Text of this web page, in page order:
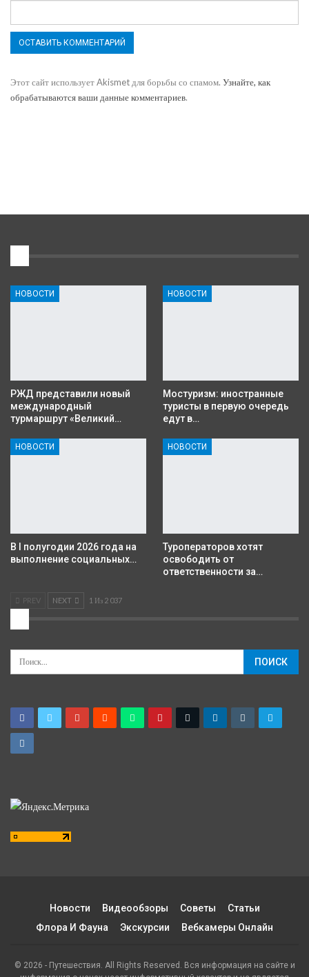
Этот сайт использует Akismet для борьбы со спамом. Узнайте, как
обрабатываются ваши данные комментариев.
НОВОСТИ
РЖД представили новый
международный
турмаршрут «Великий…
НОВОСТИ
Мостуризм: иностранные
туристы в первую очередь
едут в…
НОВОСТИ
В I полугодии 2026 года на
выполнение социальных…
НОВОСТИ
Туроператоров хотят
освободить от
ответственности за…
PREV NEXT 1 Из 2 037
Новости Видеообзоры Советы
Статьи
Флора И Фауна
Экскурсии Вебкамеры Онлайн
© 2026 - Путешествия. All Rights Reserved. Вся информация на сайте и